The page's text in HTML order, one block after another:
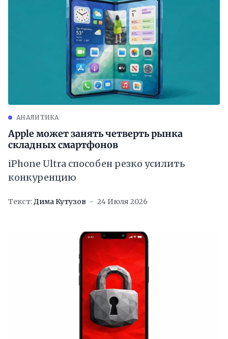
АНАЛИТИКА
Apple может занять четверть рынка
складных смартфонов
iPhone Ultra способен резко усилить
конкуренцию
Текст:Дима Кутузов 24 Июля 2026